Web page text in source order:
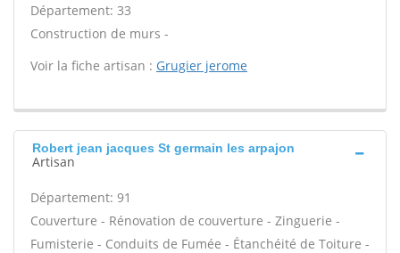
Département: 33
Construction de murs -
Voir la fiche artisan : Grugier jerome
Robert jean jacques St germain les arpajon
Artisan
Département: 91
Couverture - Rénovation de couverture - Zinguerie -
Fumisterie - Conduits de Fumée - Étanchéité de Toiture -